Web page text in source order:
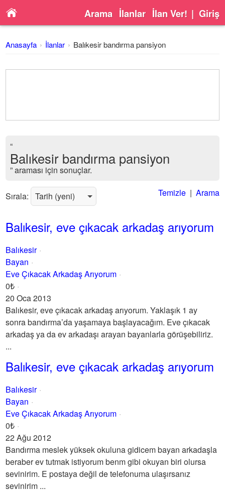
Arama İlanlar İlan Ver! | Giriş
Anasayfa İlanlar Balıkesir bandırma pansiyon
“
Balıkesir bandırma pansiyon
” araması için sonuçlar.
Sırala: Temizle| Arama
Balıkesir, eve çıkacak arkadaş arıyorum
Balıkesir
Bayan
Eve Çıkacak Arkadaş Arıyorum
0₺
20 Oca 2013
Balıkesir, eve çıkacak arkadaş arıyorum. Yaklaşık 1 ay
sonra bandırma’da yaşamaya başlayacağım. Eve çıkacak
arkadaş ya da ev arkadaşı arayan bayanlarla görüşebiliriz.
...
Balıkesir, eve çıkacak arkadaş arıyorum
Balıkesir
Bayan
Eve Çıkacak Arkadaş Arıyorum
0₺
22 Ağu 2012
Bandırma meslek yüksek okuluna gidicem bayan arkadaşla
beraber ev tutmak istiyorum benm gibi okuyan biri olursa
sevinirim. E postaya değil de telefonuma ulaşırsanız
sevinirim ...